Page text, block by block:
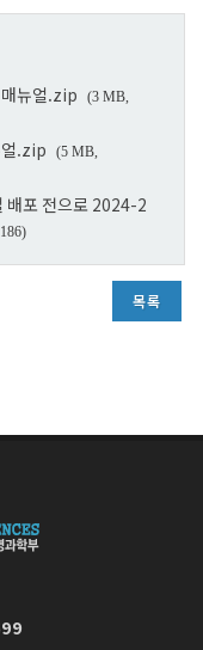
뉴얼.zip
(3 MB,
얼.zip
(5 MB,
배포 전으로 2024-2
목록